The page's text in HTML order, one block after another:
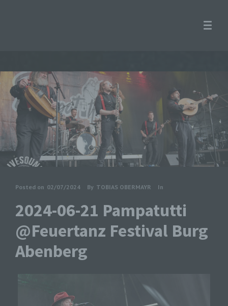
Posted on 02/07/2024 By TOBIAS OBERMAYR In
2024-06-21 Pampatutti
@Feuertanz Festival Burg
Abenberg